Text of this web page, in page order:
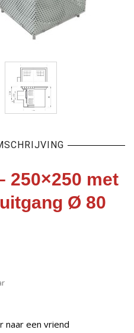
250×250 met
Ø 80
naar een vriend